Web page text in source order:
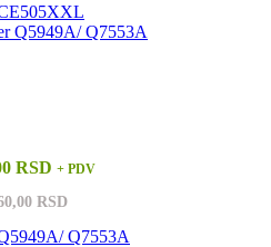
RSD + PDV
RSD
Q7553A